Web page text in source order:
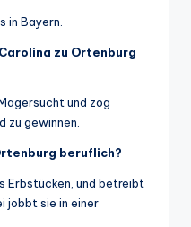
in Bayern.
zu Ortenburg
und zog
zu gewinnen.
beruflich?
Erbstücken, und betreibt
jobbt sie in einer